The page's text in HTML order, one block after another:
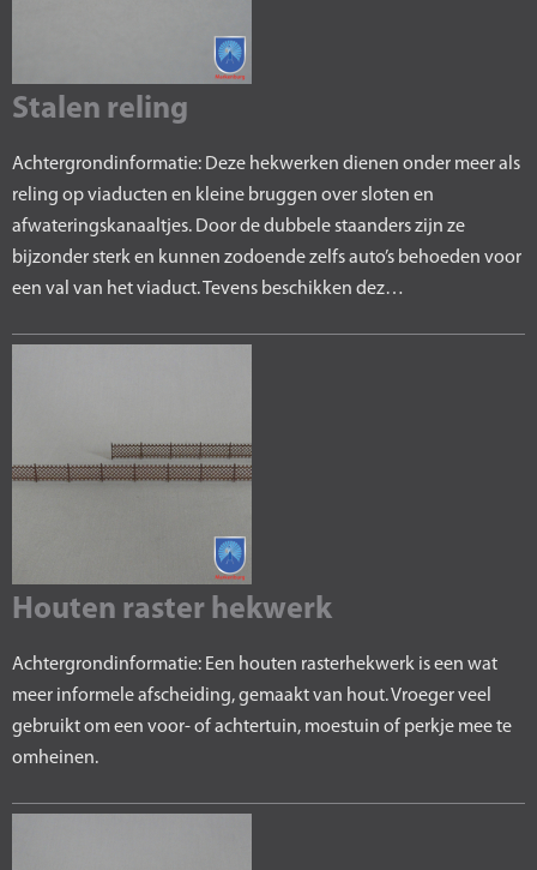
Stalen reling
Achtergrondinformatie: Deze hekwerken dienen onder meer als
reling op viaducten en kleine bruggen over sloten en
afwateringskanaaltjes. Door de dubbele staanders zijn ze
bijzonder sterk en kunnen zodoende zelfs auto’s behoeden voor
een val van het viaduct. Tevens beschikken dez…
Houten raster hekwerk
Achtergrondinformatie: Een houten rasterhekwerk is een wat
meer informele afscheiding, gemaakt van hout. Vroeger veel
gebruikt om een voor- of achtertuin, moestuin of perkje mee te
omheinen.